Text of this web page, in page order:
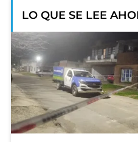
LO QUE SE LEE